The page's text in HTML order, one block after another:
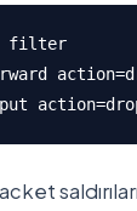
filter